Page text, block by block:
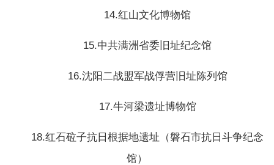
14.红山文化博物馆
15.中共满洲省委旧址纪念馆
16.沈阳二战盟军战俘营旧址陈列馆
17.牛河梁遗址博物馆
18.红石砬子抗日根据地遗址（磐石市抗日斗争纪念
馆）